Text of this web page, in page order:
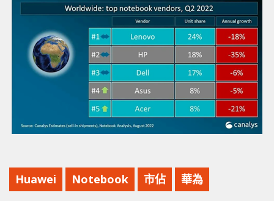
Huawei Notebook 市佔 華為